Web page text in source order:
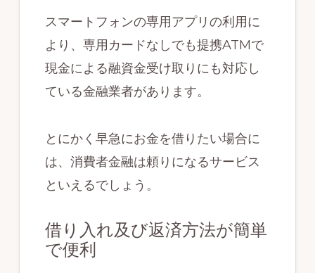
スマートフォンの専用アプリの利用に
より、専用カードなしでも提携ATMで
現金による融資金受け取りにも対応し
ている金融業者があります。
とにかく早急にお金を借りたい場合に
は、消費者金融は頼りになるサービス
といえるでしょう。
借り入れ及び返済方法が簡単
で便利